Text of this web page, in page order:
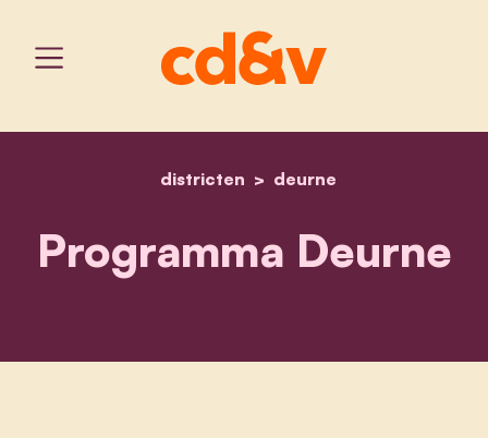
home
districten deurne
programma deurne
Programma Deurne